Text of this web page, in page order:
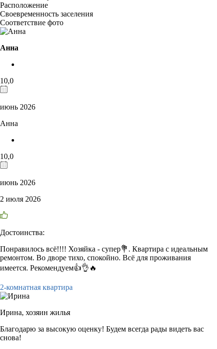
Расположение
Своевременность заселения
Соответствие фото
Анна
10,0
июнь 2026
Анна
10,0
июнь 2026
2 июля 2026
Достоинства:
Понравилось всё!!!! Хозяйка - супер💐. Квартира с идеальным
ремонтом. Во дворе тихо, спокойно. Всё для проживания
имеется. Рекомендуем👍👌🔥
2-комнатная квартира
Ирина, хозяин жилья
Благодарю за высокую оценку! Будем всегда рады видеть вас
снова!